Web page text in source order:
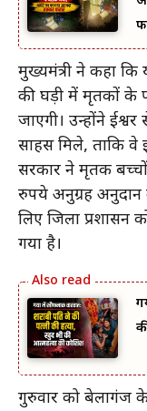
मुख्यमंत्री ने कहा
की घड़ी में मृतकों के
जाएगी। उन्होंने
साहस मिले, ताकि
सरकार ने मृतक
रुपये अनुग्रह
लिए जिला प्रशासन
गया है।
गुरुवार को बेलागंज